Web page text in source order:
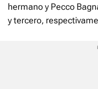
hermano y Pecco
y tercero,